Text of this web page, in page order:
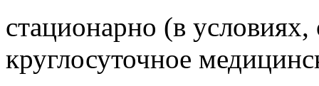
стационарно (в
круглосуточное